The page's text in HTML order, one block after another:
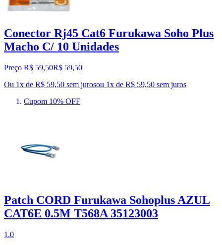
Conector Rj45 Cat6 Furukawa Soho Plus
Macho C/ 10 Unidades
Preço R$ 59,50R$ 59,50
Ou 1x de R$ 59,50 sem jurosou 1x de R$ 59,50 sem juros
Cupom 10% OFF
Patch CORD Furukawa Sohoplus AZUL
CAT6E 0.5M T568A 35123003
1.0